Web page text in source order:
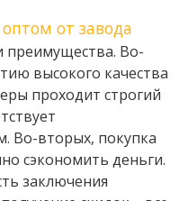
от завода
преимущества. Во-
высокого качества
проходит строгий
Во-вторых, покупка
сэкономить деньги.
заключения